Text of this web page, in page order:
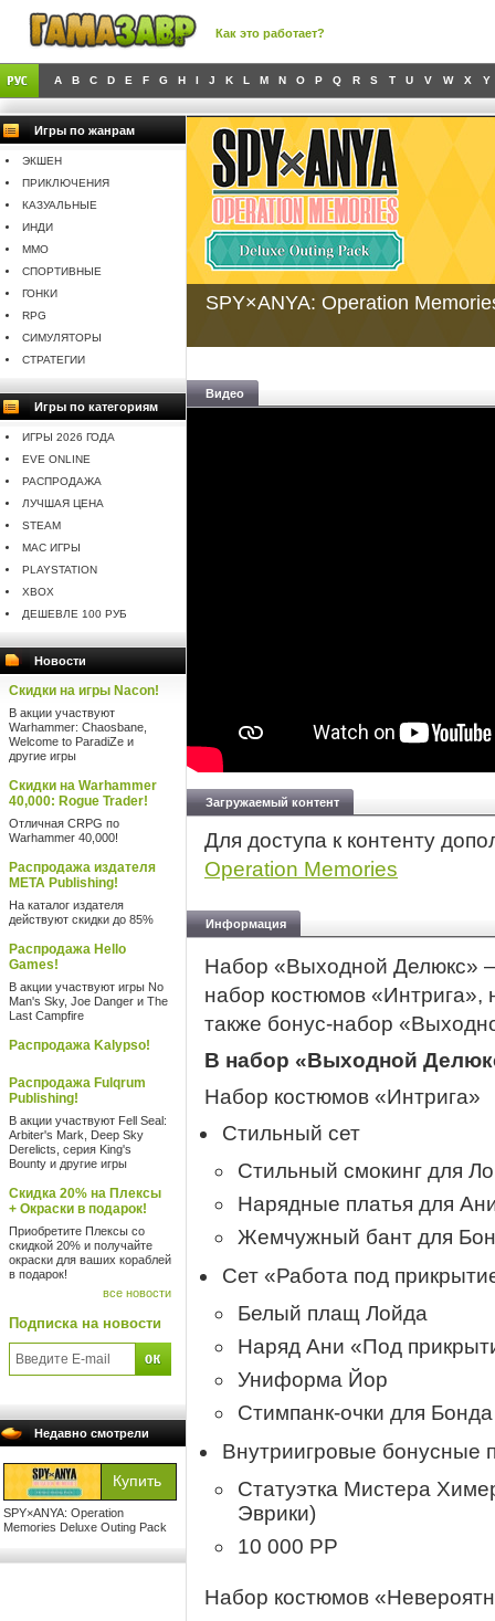
Как это работает?
A B C D E F G H I J K L M N O P Q R S T U V W X Y
Игры по жанрам
ЭКШЕН
ПРИКЛЮЧЕНИЯ
КАЗУАЛЬНЫЕ
ИНДИ
MMO
СПОРТИВНЫЕ
ГОНКИ
RPG
СИМУЛЯТОРЫ
СТРАТЕГИИ
Игры по категориям
ИГРЫ 2026 ГОДА
EVE ONLINE
РАСПРОДАЖА
ЛУЧШАЯ ЦЕНА
STEAM
MAC ИГРЫ
PLAYSTATION
XBOX
ДЕШЕВЛЕ 100 РУБ
Новости
Скидки на игры Nacon!
В акции участвуют
Warhammer: Chaosbane,
Welcome to ParadiZe и
другие игры
Скидки на Warhammer
40,000: Rogue Trader!
Отличная CRPG по
Warhammer 40,000!
Распродажа издателя
META Publishing!
На каталог издателя
действуют скидки до 85%
Распродажа Hello
Games!
В акции участвуют игры No
Man's Sky, Joe Danger и The
Last Campfire
Распродажа Kalypso!
Распродажа Fulqrum
Publishing!
В акции участвуют Fell Seal:
Arbiter's Mark, Deep Sky
Derelicts, серия King's
Bounty и другие игры
Скидка 20% на Плексы
+ Окраски в подарок!
Приобретите Плексы со
скидкой 20% и получайте
окраски для ваших кораблей
в подарок!
все новости
Подписка на новости
Недавно смотрели
SPY×ANYA: Operation
Memories Deluxe Outing Pack
SPY×ANYA: Operation
Видео
Загружаемый контент
Для доступа к контенту
Operation Memories
Информация
Набор «Выходной Делюкс»
набор костюмов
также бонус-набор
В набор «Выходной
Набор костюмов «Интрига»
Стильный сет
Стильный смокинг для
Нарядные платья для
Жемчужный бант для
Сет «Работа под
Белый плащ Лойда
Наряд Ани «Под
Униформа Йор
Стимпанк-очки для Бонда
Внутриигровые бонусные
Статуэтка Мистера
Эврики)
10 000 PP
Набор костюмов